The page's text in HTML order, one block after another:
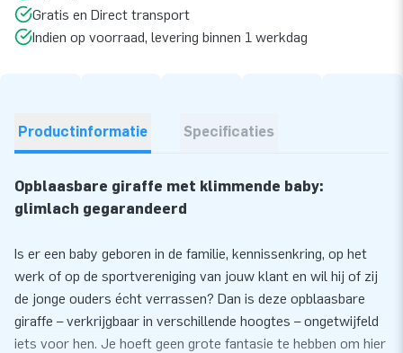
Gratis en Direct transport
Indien op voorraad, levering binnen 1 werkdag
Productinformatie Specificaties
Opblaasbare giraffe met klimmende baby:
glimlach gegarandeerd
Is er een baby geboren in de familie, kennissenkring, op het
werk of op de sportvereniging van jouw klant en wil hij of zij
de jonge ouders écht verrassen? Dan is deze opblaasbare
giraffe – verkrijgbaar in verschillende hoogtes – ongetwijfeld
iets voor hen. Je hoeft geen grote fantasie te hebben om hier